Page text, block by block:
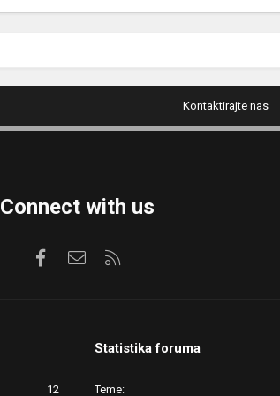
Kontaktirajte nas
Connect with us
FacebookKontaktirajte nas
12
Statistika foruma
Teme